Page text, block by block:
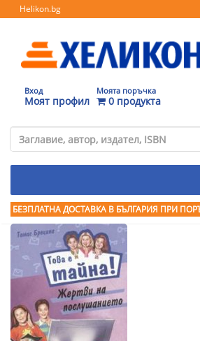
Helikon.bg
Вход
Моят профил
Моята поръчка
0 продукта
БЕЗПЛАТНА ДОСТАВКА В БЪЛГАРИЯ ПРИ